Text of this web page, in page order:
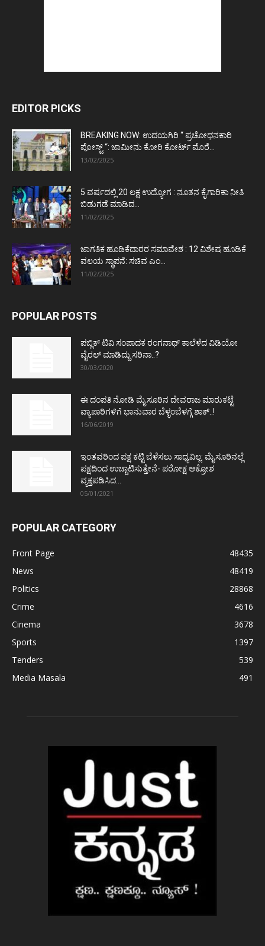
EDITOR PICKS
BREAKING NOW: ಉದಯಗಿರಿ “ ಪ್ರಚೋಧನಕಾರಿ
ಪೋಸ್ಟ್‌ “: ಜಾಮೀನು ಕೋರಿ ಕೋರ್ಟ್‌ ಮೊರೆ...
13/02/2025
5 ವರ್ಷದಲ್ಲಿ 20 ಲಕ್ಷ ಉದ್ಯೋಗ : ನೂತನ ಕೈಗಾರಿಕಾ ನೀತಿ
ಬಿಡುಗಡೆ ಮಾಡಿದ...
11/02/2025
ಜಾಗತಿಕ ಹೂಡಿಕೆದಾರರ ಸಮಾವೇಶ : 12 ವಿಶೇಷ ಹೂಡಿಕೆ
ವಲಯ ಸ್ಥಾಪನೆ: ಸಚಿವ ಎಂ...
11/02/2025
POPULAR POSTS
ಪಬ್ಲಿಕ್ ಟಿವಿ ಸಂಪಾದಕ ರಂಗನಾಥ್ ಕಾಲೆಳೆದ ವಿಡಿಯೋ
ವೈರಲ್ ಮಾಡಿದ್ದು ಸರಿನಾ..?
30/03/2020
ಈ ದಂಪತಿ ನೋಡಿ ಮೈಸೂರಿನ ದೇವರಾಜ ಮಾರುಕಟ್ಟೆ
ವ್ಯಾಪಾರಿಗಳಿಗೆ ಭಾನುವಾರ ಬೆಳ್ಳಂಬೆಳಗ್ಗೆ ಶಾಕ್..!
16/06/2019
ಇಂತವರಿಂದ ಪಕ್ಷ ಕಟ್ಟಿ ಬೆಳೆಸಲು ಸಾಧ್ಯವಿಲ್ಲ: ಮೈಸೂರಿನಲ್ಲೆ
ಪಕ್ಷದಿಂದ ಉಚ್ಚಾಟಿಸುತ್ತೇನೆ- ಪರೋಕ್ಷ ಆಕ್ರೋಶ
ವ್ಯಕ್ತಪಡಿಸಿದ...
05/01/2021
POPULAR CATEGORY
Front Page
48435
News
48419
Politics
28868
Crime
4616
Cinema
3678
Sports
1397
Tenders
539
Media Masala
491